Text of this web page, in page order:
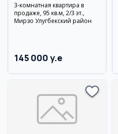
3-комнатная квартира в
продаже, 95 кв.м, 2/3 эт.,
Мирзо Улугбекский район
145 000 y.e